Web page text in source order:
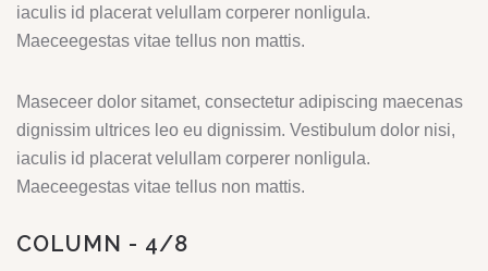
iaculis id placerat velullam corperer nonligula.
Maeceegestas vitae tellus non mattis.
Maseceer dolor sitamet, consectetur adipiscing maecenas
dignissim ultrices leo eu dignissim. Vestibulum dolor nisi,
iaculis id placerat velullam corperer nonligula.
Maeceegestas vitae tellus non mattis.
COLUMN - 4/8